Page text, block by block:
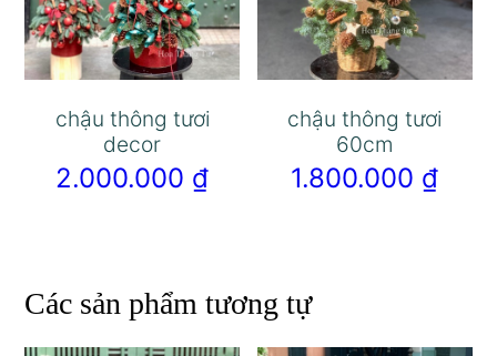
chậu thông tươi
decor
2.000.000 ₫
chậu thông tươi
60cm
1.800.000 ₫
Các sản phẩm tương tự